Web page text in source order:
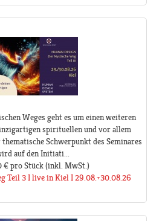
Weges geht es um einen weiteren
spirituellen und vor allem
Schwerpunkt des Seminares
auf den Initiati...
€ pro Stück(inkl. MwSt.)
Teil 3 I live in Kiel I 29.08.+30.08.26